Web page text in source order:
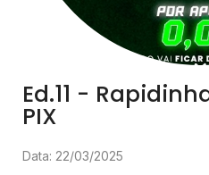
Ed.11 -
PIX
Data: 22/03/2025